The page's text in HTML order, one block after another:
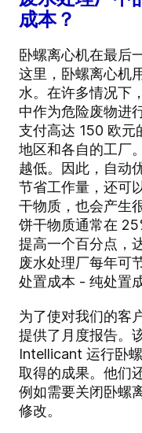
成本？
卧螺离心机在最后
这里，卧螺离心机
水。在许多情况下
中作为危险废物进
支付高达 150 欧元
地区和各自的工厂
越低。因此，自动
节省工作量，还可
干物质，也会产生
饼干物质通常在
提高一个百分点，
废水处理厂每年可
处置成本 - 纯处置
为了使对我们的客
提供了月度报告。
Intellicant 运行卧
取得的成果。他们
例如需要关闭卧螺
修改。